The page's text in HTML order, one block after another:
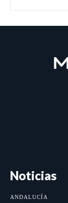
Noticias
ANDALUCÍA